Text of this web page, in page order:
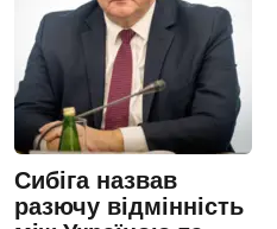
Сибіга назвав
разючу відмінність